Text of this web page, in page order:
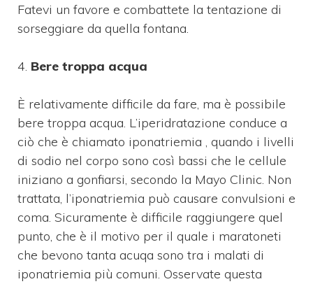
Fatevi un favore e combattete la tentazione di
sorseggiare da quella fontana.
4. Bere troppa acqua
È relativamente difficile da fare, ma è possibile
bere troppa acqua. L’iperidratazione conduce a
ciò che è chiamato iponatriemia , quando i livelli
di sodio nel corpo sono così bassi che le cellule
iniziano a gonfiarsi, secondo la Mayo Clinic. Non
trattata, l’iponatriemia può causare convulsioni e
coma. Sicuramente è difficile raggiungere quel
punto, che è il motivo per il quale i maratoneti
che bevono tanta acuqa sono tra i malati di
iponatriemia più comuni. Osservate questa